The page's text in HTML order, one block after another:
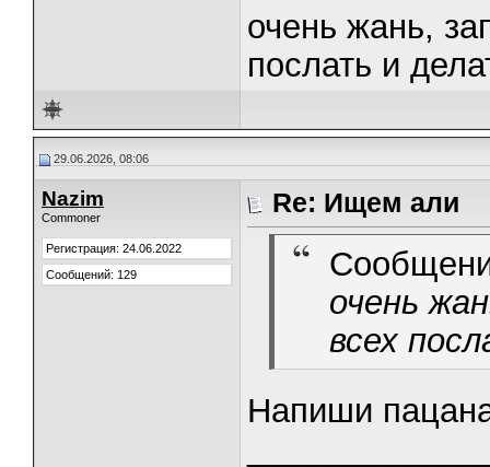
очень жань,
послать и
29.06.2026, 08:06
Nazim
Commoner
Регистрация: 24.06.2022
Сообщений: 129
Re: Ищем али
очень
всех
Напиши